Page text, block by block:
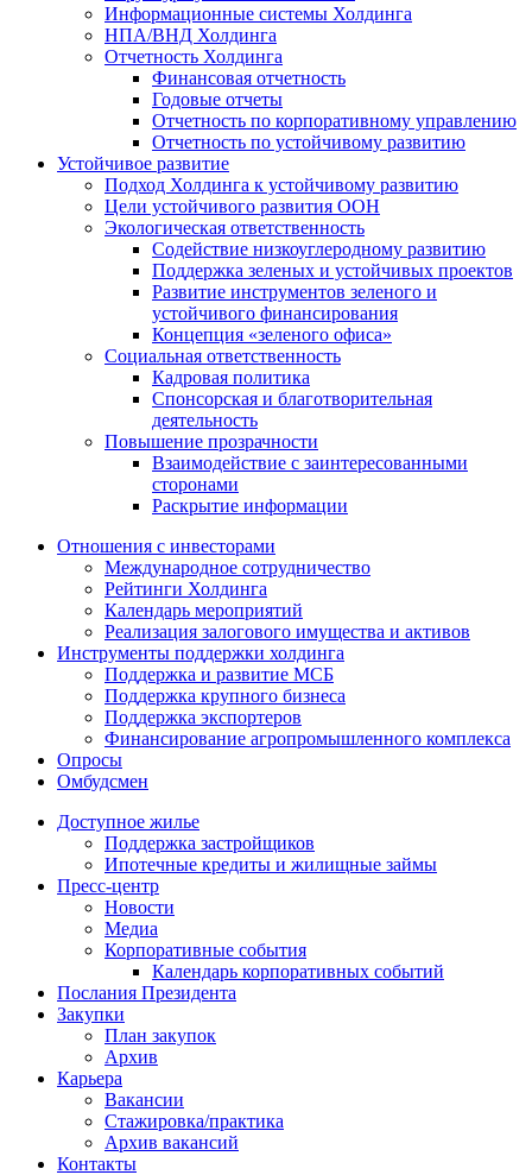
Информационные системы Холдинга
НПА/ВНД Холдинга
Отчетность Холдинга
Финансовая отчетность
Годовые отчеты
Отчетность по корпоративному управлению
Отчетность по устойчивому развитию
Устойчивое развитие
Подход Холдинга к устойчивому развитию
Цели устойчивого развития ООН
Экологическая ответственность
Содействие низкоуглеродному развитию
Поддержка зеленых и устойчивых проектов
Развитие инструментов зеленого и
устойчивого финансирования
Концепция «зеленого офиса»
Социальная ответственность
Кадровая политика
Спонсорская и благотворительная
деятельность
Повышение прозрачности
Взаимодействие с заинтересованными
сторонами
Раскрытие информации
Отношения с инвесторами
Международное сотрудничество
Рейтинги Холдинга
Календарь мероприятий
Реализация залогового имущества и активов
Инструменты поддержки холдинга
Поддержка и развитие МСБ
Поддержка крупного бизнеса
Поддержка экспортеров
Финансирование агропромышленного комплекса
Опросы
Омбудсмен
Доступное жилье
Поддержка застройщиков
Ипотечные кредиты и жилищные займы
Пресс-центр
Новости
Медиа
Корпоративные события
Календарь корпоративных событий
Послания Президента
Закупки
План закупок
Архив
Карьера
Вакансии
Стажировка/практика
Архив вакансий
Контакты